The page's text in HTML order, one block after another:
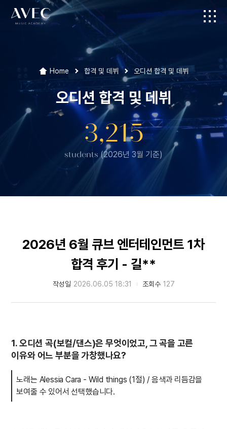
Home 합격 및 데뷔 오디션 합격 및 데뷔
오디션 합격 및 데뷔
3,215
students (2026년 3월 기준)
2026년 6월 큐브 엔터테인먼트 1차
합격 후기 - 길**
작성일 2026.06.05 18:31 조회수 127
1. 오디션 곡(보컬/댄스)은 무엇이었고, 그 곡을 고른
이유와 어느 부분을 가창했나요?
노래는 Alessia Cara - Wild things (1절) / 음색과 리듬감을
보여줄 수 있어서 선택했습니다.